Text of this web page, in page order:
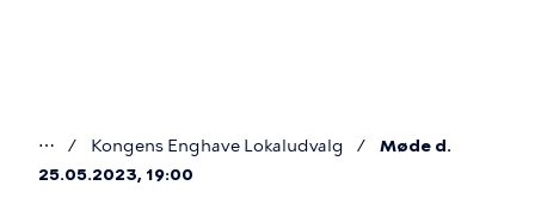
Du
⋯ Kongens Enghave Lokaludvalg
Møde d.
25.05.2023, 19:00